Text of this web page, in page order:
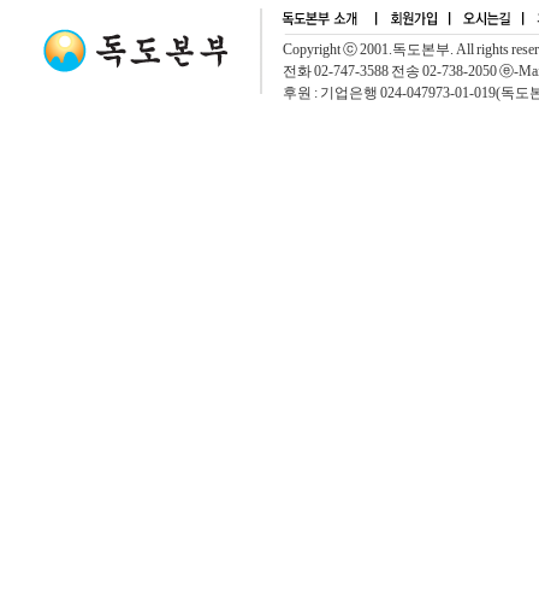
Copyright ⓒ 2001.독도본부. All rights
전화 02-747-3588 전송 02-738-2050 ⓔ-
후원 : 기업은행 024-047973-01-019(독도